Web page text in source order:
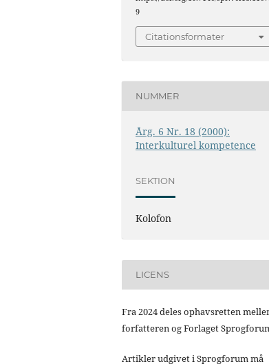
9
Citationsformater
NUMMER
Årg. 6 Nr. 18 (2000):
Interkulturel kompetence
SEKTION
Kolofon
LICENS
Fra 2024 deles ophavsretten
forfatteren og Forlaget
Artikler udgivet i Sprogforum må